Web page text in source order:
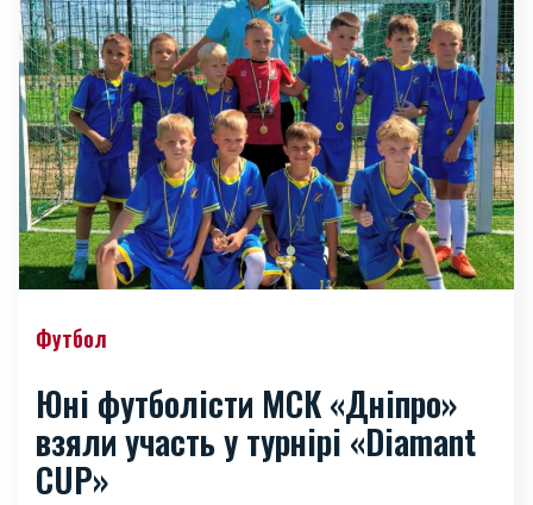
Футбол
Юні футболісти МСК «Дніпро»
взяли участь у турнірі «Diamant
CUP»